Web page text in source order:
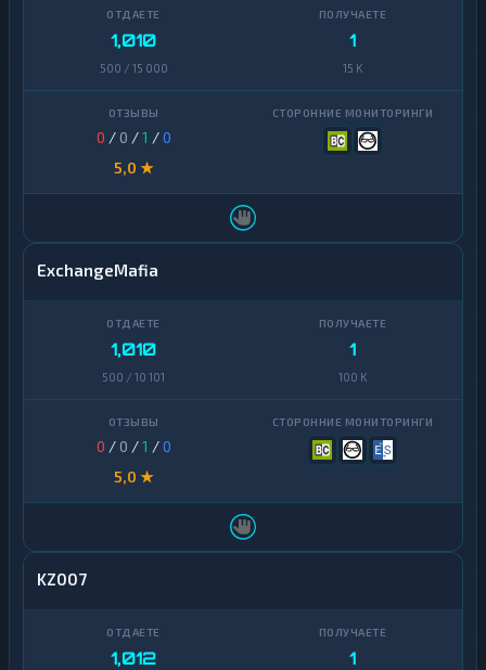
1,010
500 / 15 000
1
15 K
0 / 0 /1 /0
5,0 ★
ExchangeMafia
1,010
500 / 10 101
1
100 K
0 / 0 /1 /0
5,0 ★
KZ007
1,012 1